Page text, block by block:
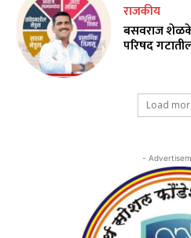
राजकीय
बसवराज शेळके
परिषद
Load
-